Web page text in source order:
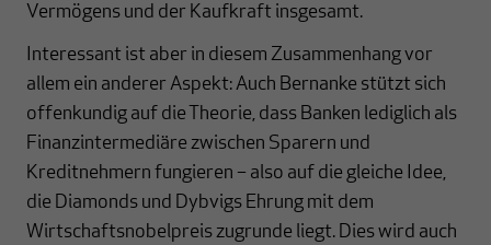
Vermögens und der Kaufkraft insgesamt.
Interessant ist aber in diesem Zusammenhang vor
allem ein anderer Aspekt: Auch Bernanke stützt sich
offenkundig auf die Theorie, dass Banken lediglich als
Finanzintermediäre zwischen Sparern und
Kreditnehmern fungieren – also auf die gleiche Idee,
die Diamonds und Dybvigs Ehrung mit dem
Wirtschaftsnobelpreis zugrunde liegt. Dies wird auch